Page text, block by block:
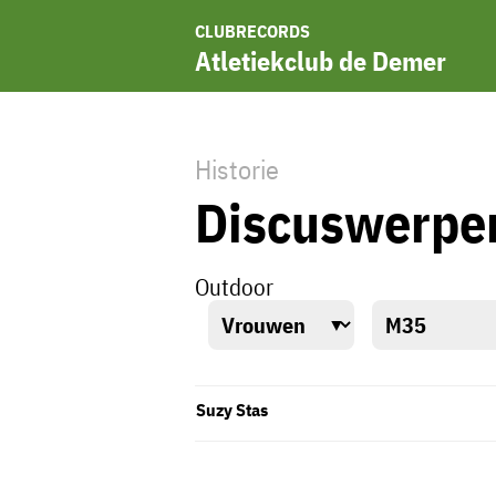
CLUBRECORDS
Atletiekclub de Demer
Historie
Outdoor
Suzy Stas